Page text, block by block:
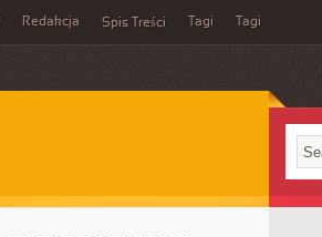
Redakcja Spis Treści Tagi Tagi